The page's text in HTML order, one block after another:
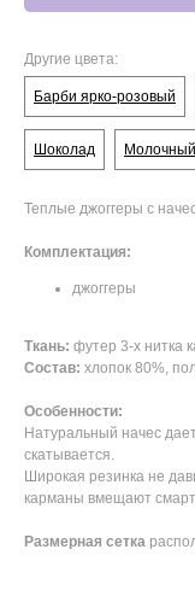
Другие цвета:
Барби ярко-розовый
Шоколад Молочный
Теплые джоггеры с
Комплектация:
джоггеры
Ткань: футер 3-х нитка
Состав: хлопок 80%,
Особенности:
Натуральный начес
скатывается.
Широкая резинка не
карманы вмещают
Размерная сетка